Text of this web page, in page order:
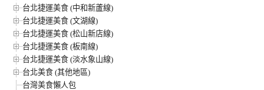
台北捷運美食 (中和新蘆線)
台北捷運美食 (文湖線)
台北捷運美食 (松山新店線)
台北捷運美食 (板南線)
台北捷運美食 (淡水象山線)
台北美食 (其他地區)
台灣美食懶人包